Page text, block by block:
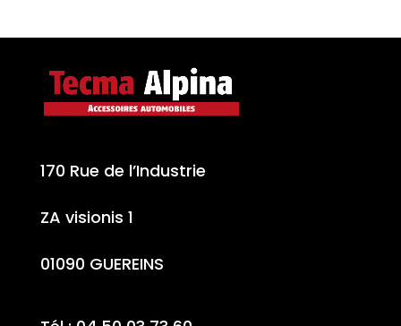
170 Rue de l’Industrie
ZA visionis 1
01090 GUEREINS